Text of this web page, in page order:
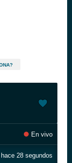
En vivo
hace 28 segundos